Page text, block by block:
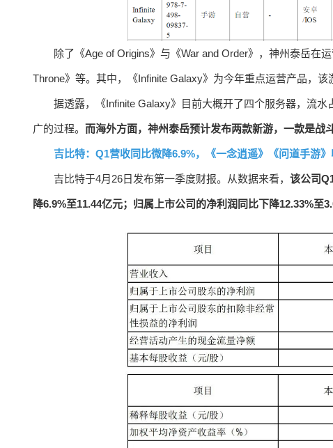
除了《Age of Origins》与《War and Order》，神州泰岳在
Throne》等。其中，《Infinite Galaxy》为今年重点运营产品，该
据透露，《Infinite Galaxy》目前大概开了四个服务器，流
广的过程。 而海外方面，神州泰岳预计发布两款新游，一款是战
吉比特：Q1营收同比微降6.9%，《一念逍遥》《问道手游
吉比特于4月26日发布第一季度财报。从数据来看， 该公司
降6.9%至11.44亿元；归属上市公司的净利润同比下降12.33%至